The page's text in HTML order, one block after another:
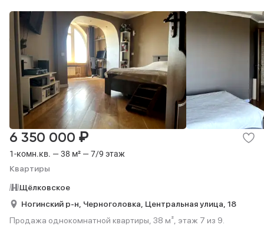
1-комн.кв. — 38 м² — 7/9 этаж
Квартиры
6 350 000 ₽
Щёлковское
Ногинский р-н, Черноголовка, Центральная улица, 18
Продажа однокомнатной квартиры, 38 м², этаж 7 из 9.